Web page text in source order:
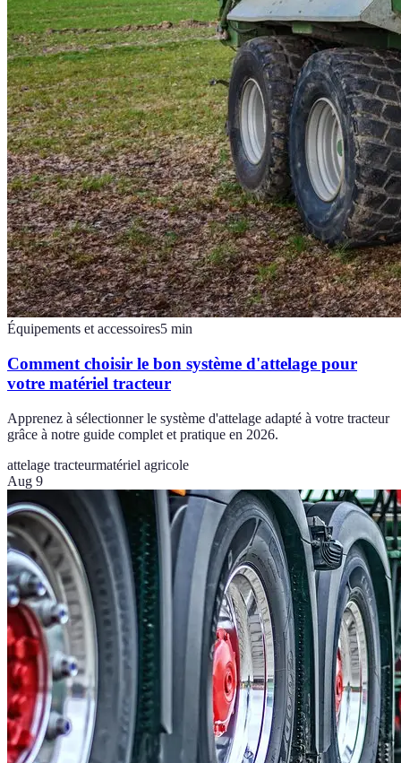
Équipements et accessoires5 min
Comment choisir le bon système d'attelage pour
votre matériel tracteur
Apprenez à sélectionner le système d'attelage adapté à votre tracteur
grâce à notre guide complet et pratique en 2026.
attelage tracteurmatériel agricole
Aug 9